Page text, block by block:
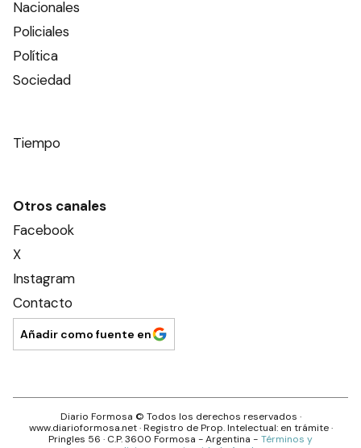
Nacionales
Policiales
Política
Sociedad
Tiempo
Otros canales
Facebook
X
Instagram
Contacto
Añadir como fuente en
Diario Formosa © Todos los derechos reservados ·
www.diarioformosa.net · Registro de Prop. Intelectual: en trámite ·
Pringles 56 · C.P.3600 Formosa - Argentina - Términos y